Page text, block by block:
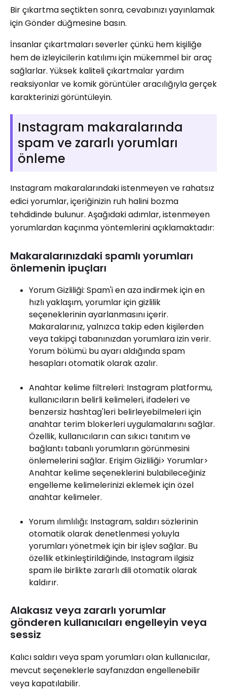
Bir çıkartma seçtikten sonra, cevabınızı yayınlamak
için Gönder düğmesine basın.
İnsanlar çıkartmaları severler çünkü hem kişiliğe
hem de izleyicilerin katılımı için mükemmel bir araç
sağlarlar. Yüksek kaliteli çıkartmalar yardım
reaksiyonlar ve komik görüntüler aracılığıyla gerçek
karakterinizi görüntüleyin.
Instagram makaralarında
spam ve zararlı yorumları
önleme
Instagram makaralarındaki istenmeyen ve rahatsız
edici yorumlar, içeriğinizin ruh halini bozma
tehdidinde bulunur. Aşağıdaki adımlar, istenmeyen
yorumlardan kaçınma yöntemlerini açıklamaktadır:
Makaralarınızdaki spamlı yorumları
önlemenin ipuçları
Yorum Gizliliği: Spam'i en aza indirmek için en
hızlı yaklaşım, yorumlar için gizlilik
seçeneklerinin ayarlanmasını içerir.
Makaralarınız, yalnızca takip eden kişilerden
veya takipçi tabanınızdan yorumlara izin verir.
Yorum bölümü bu ayarı aldığında spam
hesapları otomatik olarak azalır.
Anahtar kelime filtreleri: Instagram platformu,
kullanıcıların belirli kelimeleri, ifadeleri ve
benzersiz hashtag'leri belirleyebilmeleri için
anahtar terim blokerleri uygulamalarını sağlar.
Özellik, kullanıcıların can sıkıcı tanıtım ve
bağlantı tabanlı yorumların görünmesini
önlemelerini sağlar. Erişim Gizliliği> Yorumlar>
Anahtar kelime seçeneklerini bulabileceğiniz
engelleme kelimelerinizi eklemek için özel
anahtar kelimeler.
Yorum ılımlılığı: Instagram, saldırı sözlerinin
otomatik olarak denetlenmesi yoluyla
yorumları yönetmek için bir işlev sağlar. Bu
özellik etkinleştirildiğinde, Instagram ilgisiz
spam ile birlikte zararlı dili otomatik olarak
kaldırır.
Alakasız veya zararlı yorumlar
gönderen kullanıcıları engelleyin veya
sessiz
Kalıcı saldırı veya spam yorumları olan kullanıcılar,
mevcut seçeneklerle sayfanızdan engellenebilir
veya kapatılabilir.